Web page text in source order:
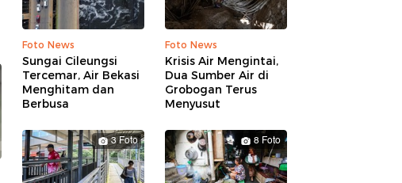
Foto News
Sungai Cileungsi
Tercemar, Air Bekasi
Menghitam dan
Berbusa
Foto News
Krisis Air Mengintai,
Dua Sumber Air di
Grobogan Terus
Menyusut
3 Foto 8 Foto